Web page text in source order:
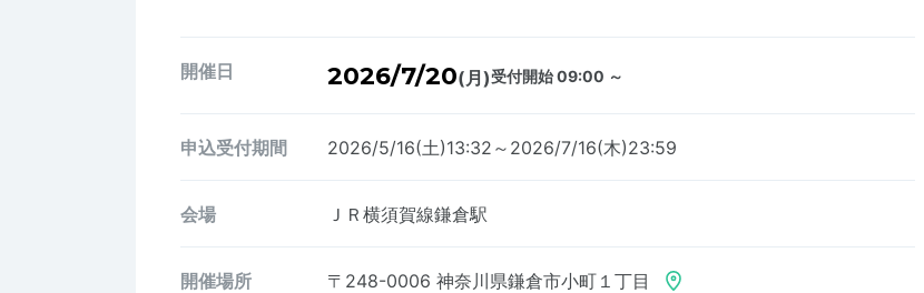
開催日 2026/7/20(月)受付開始 09:00 ～
申込受付期間 2026/5/16(土)13:32～2026/7/16(木)23:59
会場 ＪＲ横須賀線鎌倉駅
開催場所 〒248-0006 神奈川県鎌倉市小町１丁目